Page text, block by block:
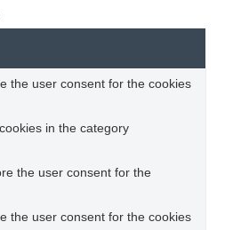
the user consent for the cookies
in the category
the user consent for the
the user consent for the cookies